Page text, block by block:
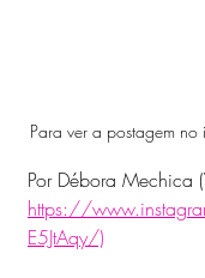
Para ver a postagem no
Por Débora Mechica
https://
E5JtAqy/)